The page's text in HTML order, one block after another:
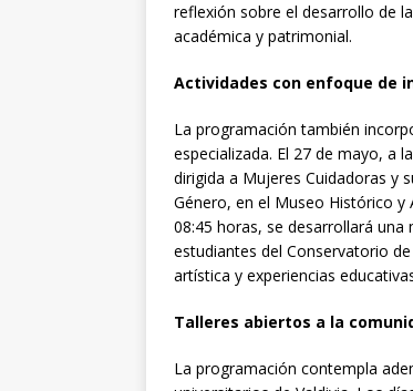
reflexión sobre el desarrollo de
académica y patrimonial.
Actividades con enfoque de
La programación también
especializada. El 27 de mayo, a
dirigida a Mujeres Cuidadoras y
Género, en el Museo Histórico
08:45 horas, se desarrollará
estudiantes del Conservatorio
artística y experiencias
Talleres abiertos a la
La programación contempla